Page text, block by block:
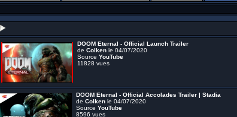
DOOM Eternal - Official Launch Trailer
de Colken le 04/07/2020
Source YouTube
11828 vues
DOOM Eternal - Official Accolades Trailer | Stadia
de Colken le 04/07/2020
Source YouTube
8596 vues